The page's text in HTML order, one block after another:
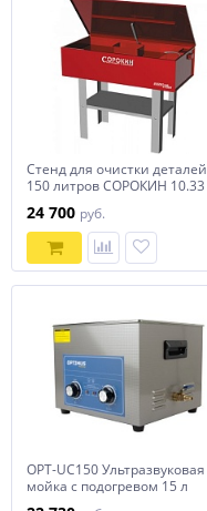
Стенд для очистки деталей
150 литров СОРОКИН 10.33
24 700 руб.
OPT-UC150 Ультразвуковая
мойка с подогревом 15 л